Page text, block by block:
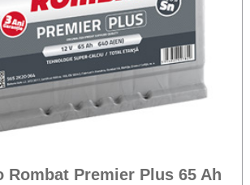
Rombat Premier Plus 65 Ah